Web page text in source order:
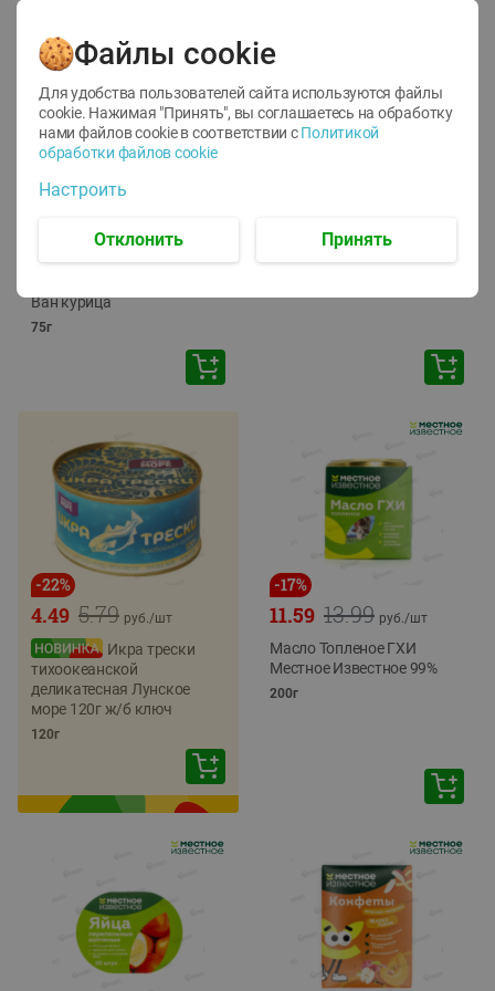
12
1.05 руб./
руб./шт
Корм влаж. для кош. с
Ван курица
75г
ТОФУ Vegetus ТВЕРДЫЙ
-22%
5.79
4.49 руб./шт
Икра трески
тихоокеанской
деликатесная Лунское
море 120г ж/б ключ
120г
-17%
13.99
11.59 руб./шт
Масло Топленое ГХИ
Местное Известное 99%
200г
Файлы cookie
Для удобства пользователей сайта используются файлы
cookie. Нажимая "Принять", вы соглашаетесь на обработку
нами файлов cookie в соответствии с Политикой
обработки файлов cookie
Настроить
Отклонить Принять